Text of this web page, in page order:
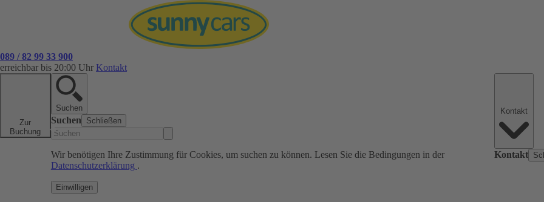
089 / 82 99 33 900
erreichbar bis 20:00 Uhr Kontakt
Zur
Buchung
Suchen
Suchen Schließen
Wir benötigen Ihre Zustimmung für Cookies, um suchen zu können. Lesen Sie die Bedingungen in der
Datenschutzerklärung .
Einwilligen
Kontakt